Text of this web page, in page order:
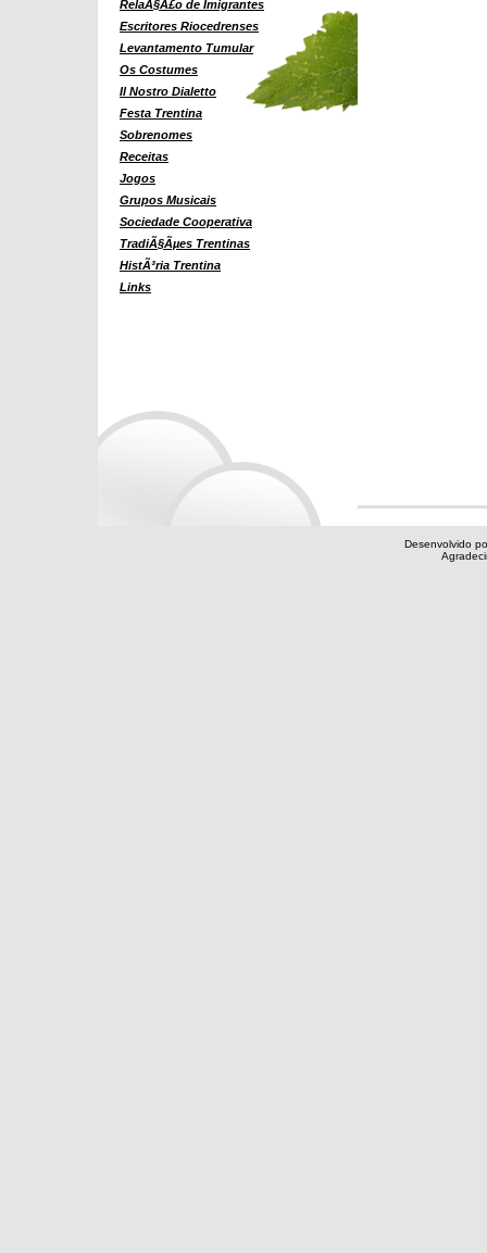
RelaÃ§Ã£o de Imigrantes
Escritores Riocedrenses
Levantamento Tumular
Os Costumes
Il Nostro Dialetto
Festa Trentina
Sobrenomes
Receitas
Jogos
Grupos Musicais
Sociedade Cooperativa
TradiÃ§Ãµes Trentinas
HistÃ³ria Trentina
Links
Desenvolvido